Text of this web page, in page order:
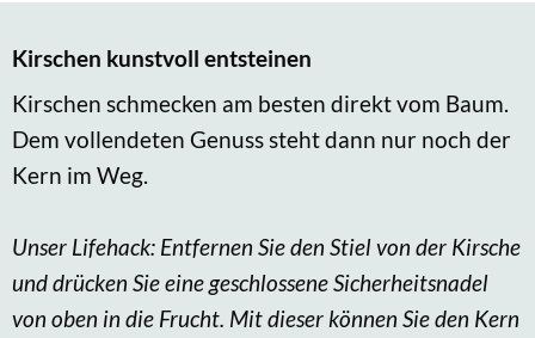
Kirschen kunstvoll entsteinen
Kirschen schmecken am besten direkt vom Baum.
Dem vollendeten Genuss steht dann nur noch der
Kern im Weg.
Unser Lifehack: Entfernen Sie den Stiel von der Kirsche
und drücken Sie eine geschlossene Sicherheitsnadel
von oben in die Frucht. Mit dieser können Sie den Kern